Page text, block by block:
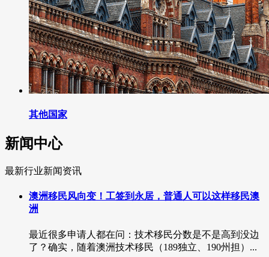
其他国家
新闻中心
最新行业新闻资讯
澳洲移民风向变！工签到永居，普通人可以这样移民澳
洲
最近很多申请人都在问：技术移民分数是不是高到没边
了？确实，随着澳洲技术移民（189独立、190州担）...